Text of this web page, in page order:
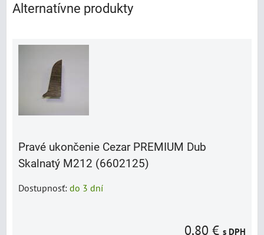
Alternatívne produkty
Pravé ukončenie Cezar PREMIUM Dub
Skalnatý M212 (6602125)
Dostupnosť: do 3 dní
0,80 € s DPH